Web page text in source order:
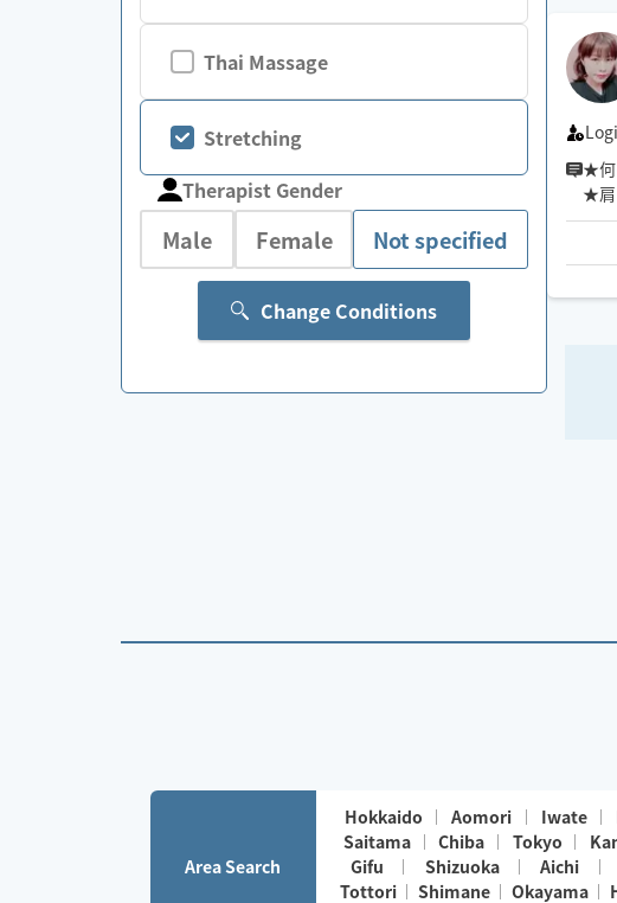
Thai Massage
Stretching
Therapist Gender
Male Female Not specified
Change Conditions
★何
★肩
★強
★複
し
Area Search
Hokkaido Aomori Iwate
Saitama
Chiba Tokyo
Gifu
Shizuoka Aichi
Tottori
Shimane Okayama